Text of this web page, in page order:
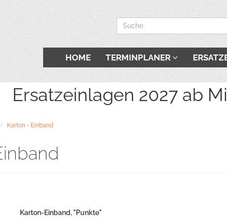
HOME TERMINPLANER
2027 ab Mitte
Karton - Einband
Karton-Einband, "Punkte"